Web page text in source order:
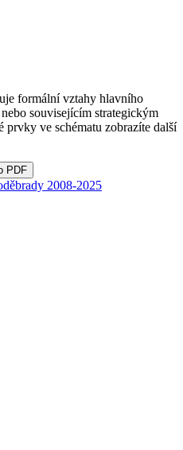
formální vztahy hlavního
souvisejícím strategickým
ve schématu zobrazíte další
PDF
2008-2025